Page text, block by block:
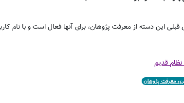
این دسته از معرفت پژوهان، برای آنها فعال است و با نام
قدیم
معرفت پژوهان